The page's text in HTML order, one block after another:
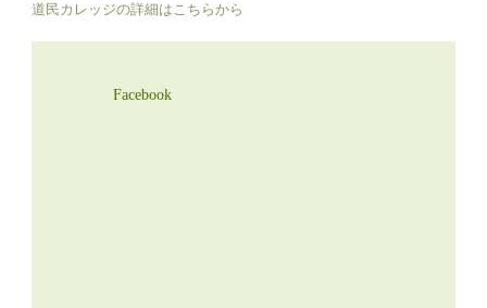
道民カレッジの詳細はこちらから
Facebook